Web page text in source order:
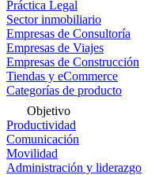
Práctica Legal
Sector inmobiliario
Empresas de Consultoría
Empresas de Viajes
Empresas de Construcción
Tiendas y eCommerce
Categorías de producto
Objetivo
Productividad
Comunicación
Movilidad
Administración y liderazgo